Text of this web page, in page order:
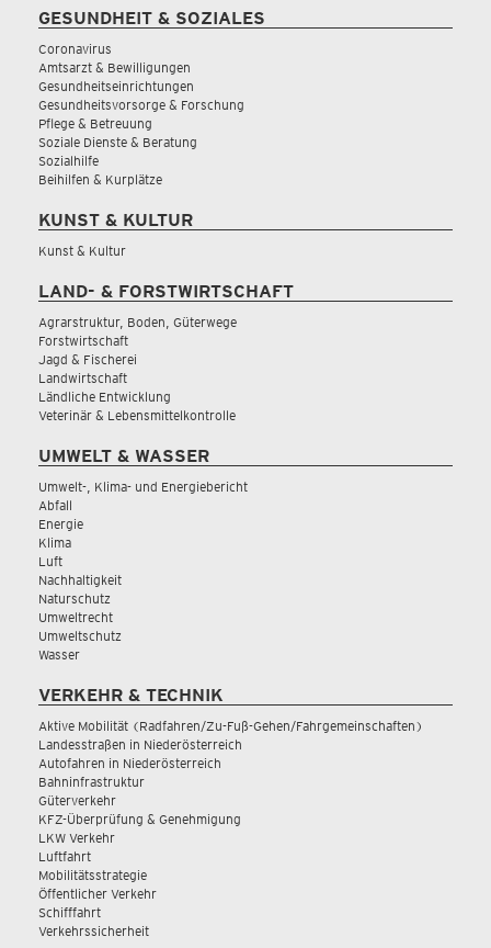
GESUNDHEIT & SOZIALES
Coronavirus
Amtsarzt & Bewilligungen
Gesundheitseinrichtungen
Gesundheitsvorsorge & Forschung
Pflege & Betreuung
Soziale Dienste & Beratung
Sozialhilfe
Beihilfen & Kurplätze
KUNST & KULTUR
Kunst & Kultur
LAND- & FORSTWIRTSCHAFT
Agrarstruktur, Boden, Güterwege
Forstwirtschaft
Jagd & Fischerei
Landwirtschaft
Ländliche Entwicklung
Veterinär & Lebensmittelkontrolle
UMWELT & WASSER
Umwelt-, Klima- und Energiebericht
Abfall
Energie
Klima
Luft
Nachhaltigkeit
Naturschutz
Umweltrecht
Umweltschutz
Wasser
VERKEHR & TECHNIK
Aktive Mobilität (Radfahren/Zu-Fuß-Gehen/Fahrgemeinschaften)
Landesstraßen in Niederösterreich
Autofahren in Niederösterreich
Bahninfrastruktur
Güterverkehr
KFZ-Überprüfung & Genehmigung
LKW Verkehr
Luftfahrt
Mobilitätsstrategie
Öffentlicher Verkehr
Schifffahrt
Verkehrssicherheit